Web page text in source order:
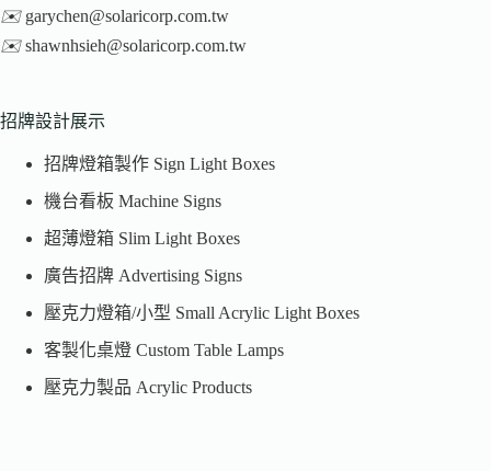
✉️ garychen@solaricorp.com.tw
✉️ shawnhsieh@solaricorp.com.tw
招牌設計展示
招牌燈箱製作 Sign Light Boxes
機台看板 Machine Signs
超薄燈箱 Slim Light Boxes
廣告招牌 Advertising Signs
壓克力燈箱/小型 Small Acrylic Light Boxes
客製化桌燈 Custom Table Lamps
壓克力製品 Acrylic Products